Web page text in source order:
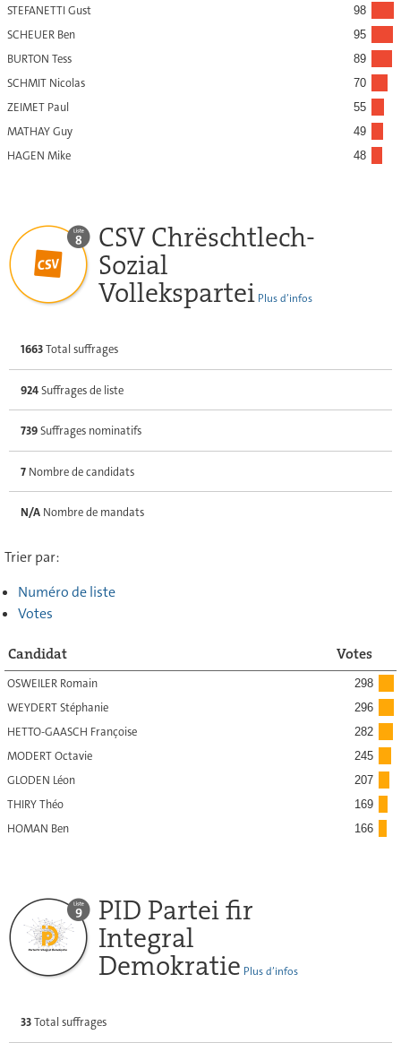
STEFANETTI Gust 98
SCHEUER Ben 95
BURTON Tess 89
SCHMIT Nicolas 70
ZEIMET Paul 55
MATHAY Guy 49
HAGEN Mike 48
CSV Chrëschtlech-
Sozial
Vollekspartei Plus d’infos
1663Total suffrages
924Suffrages de liste
739Suffrages nominatifs
7Nombre de candidats
N/ANombre de mandats
Trier par:
Numéro de liste
Votes
Candidat Votes
OSWEILER Romain 298
WEYDERT Stéphanie 296
HETTO-GAASCH Françoise 282
MODERT Octavie 245
GLODEN Léon 207
THIRY Théo 169
HOMAN Ben 166
PID Partei fir
Integral
Demokratie Plus d’infos
33Total suffrages